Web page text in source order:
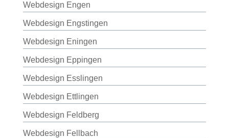
Webdesign Engen
Webdesign Engstingen
Webdesign Eningen
Webdesign Eppingen
Webdesign Esslingen
Webdesign Ettlingen
Webdesign Feldberg
Webdesign Fellbach